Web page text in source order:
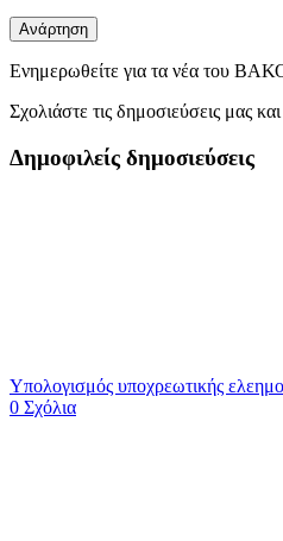
Ενημερωθείτε για τα νέα του
Σχολιάστε τις δημοσιεύσεις μας
Δημοφιλείς δημοσιεύσεις
Υπολογισμός υποχρεωτικής
0 Σχόλια